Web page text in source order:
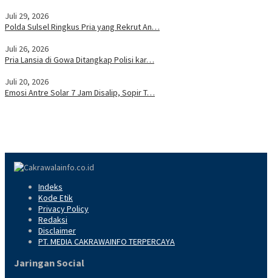
Juli 29, 2026
Polda Sulsel Ringkus Pria yang Rekrut An…
Juli 26, 2026
Pria Lansia di Gowa Ditangkap Polisi kar…
Juli 20, 2026
Emosi Antre Solar 7 Jam Disalip, Sopir T…
Indeks
Kode Etik
Privacy Policy
Redaksi
Disclaimer
PT. MEDIA CAKRAWAINFO TERPERCAYA
Jaringan Social